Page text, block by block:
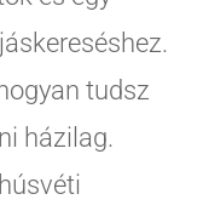
tudsz
házilag.